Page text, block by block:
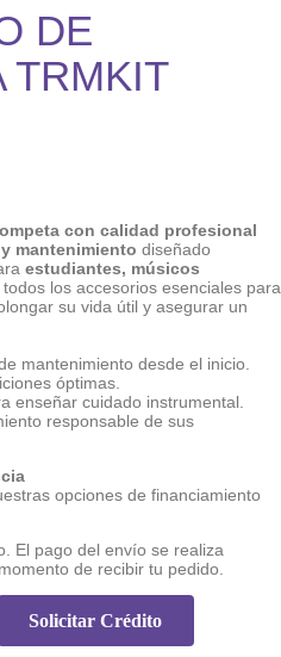
DE
TRMKIT
con calidad profesional
mantenimiento diseñado
estudiantes, músicos
todos los accesorios esenciales para
su vida útil y asegurar un
mantenimiento desde el inicio.
óptimas.
enseñar cuidado instrumental.
responsable de sus
opciones de financiamiento
El pago del envío se realiza
de recibir tu pedido.
Solicitar Crédito